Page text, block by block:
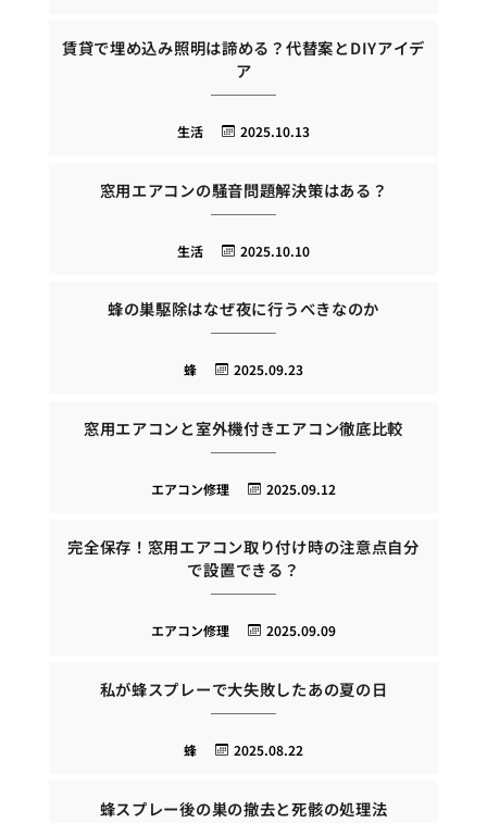
賃貸で埋め込み照明は諦める？代替案とDIYアイデ
ア
2025.10.13
生活
窓用エアコンの騒音問題解決策はある？
2025.10.10
生活
蜂の巣駆除はなぜ夜に行うべきなのか
2025.09.23
蜂
窓用エアコンと室外機付きエアコン徹底比較
2025.09.12
エアコン修理
完全保存！窓用エアコン取り付け時の注意点自分
で設置できる？
2025.09.09
エアコン修理
私が蜂スプレーで大失敗したあの夏の日
2025.08.22
蜂
蜂スプレー後の巣の撤去と死骸の処理法